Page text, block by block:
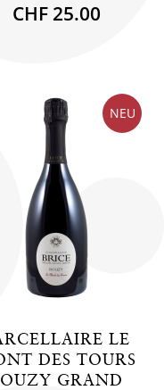
CHF 25.00
NEU
LE
DES TOURS
GRAND